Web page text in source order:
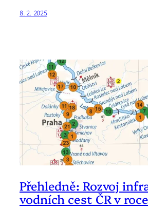
8. 2. 2025
Přehledně: Rozvoj
vodních cest ČR v